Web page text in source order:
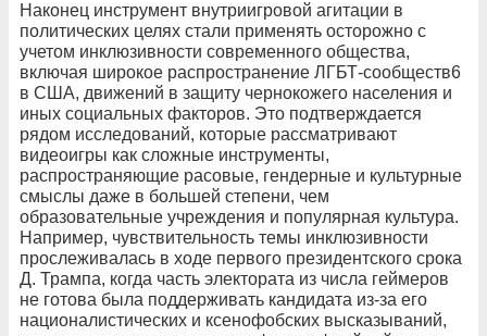
Наконец инструмент внутриигровой агитации в
политических целях стали применять осторожно с
учетом инклюзивности современного общества,
включая широкое распространение ЛГБТ-сообществ6
в США, движений в защиту чернокожего населения и
иных социальных факторов. Это подтверждается
рядом исследований, которые рассматривают
видеоигры как сложные инструменты,
распространяющие расовые, гендерные и культурные
смыслы даже в большей степени, чем
образовательные учреждения и популярная культура.
Например, чувствительность темы инклюзивности
прослеживалась в ходе первого президентского срока
Д. Трампа, когда часть электората из числа геймеров
не готова была поддерживать кандидата из-за его
националистических и ксенофобских высказываний,